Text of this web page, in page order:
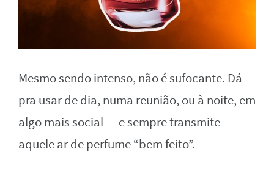
Mesmo sendo intenso, não é sufocante. Dá
pra usar de dia, numa reunião, ou à noite, em
algo mais social — e sempre transmite
aquele ar de perfume “bem feito”.